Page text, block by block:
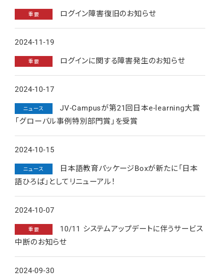
重要 ログイン障害復旧のお知らせ
2024-11-19
重要 ログインに関する障害発生のお知らせ
2024-10-17
ニュース
JV-Campusが第21回日本e-learning大賞
「グローバル事例特別部門賞」を受賞
2024-10-15
ニュース
日本語教育パッケージBoxが新たに「日本
語ひろば」としてリニューアル！
2024-10-07
重要
10/11 システムアップデートに伴うサービス
中断のお知らせ
2024-09-30